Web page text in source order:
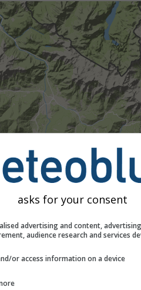
asks for your consent
advertising and content,
audience research and services
or access information on a device